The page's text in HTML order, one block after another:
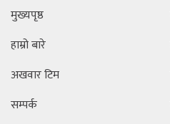
मुख्यपृष्ठ
हाम्रो बारे
अखवार टिम
सम्पर्क